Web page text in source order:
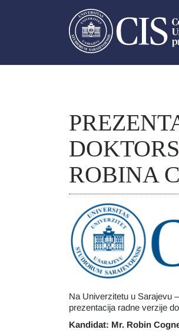
ROBINA
Na Univerzitetu u Sarajevu
prezentacija radne verzije
Kandidat: Mr. Robin